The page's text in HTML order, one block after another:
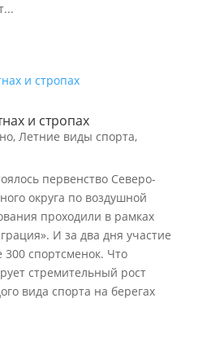
и стропах
, Летние виды спорта,
первенство Северо-
округа по воздушной
проходили в рамках
И за два дня участие
спортсменок. Что
стремительный рост
вида спорта на берегах